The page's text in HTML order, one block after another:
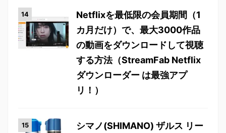
Netflixを最低限の会員期間（1
カ月だけ）で、最大3000作品
の動画をダウンロードして視聴
する方法（StreamFab Netflix
ダウンローダー は最強アプ
リ！）
シマノ(SHIMANO) ザルス リー